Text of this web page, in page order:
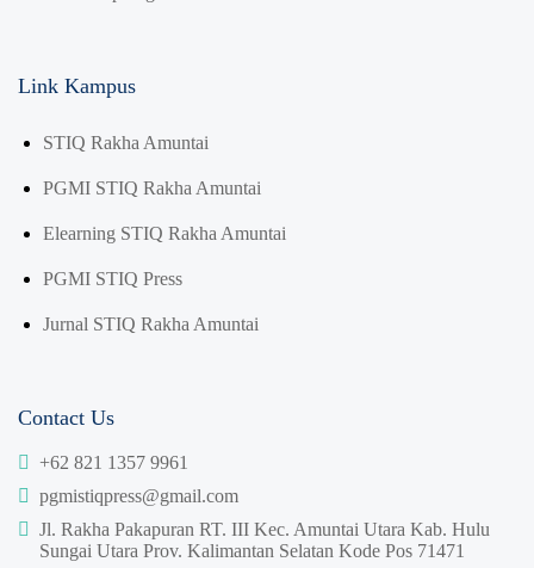
Link Kampus
STIQ Rakha Amuntai
PGMI STIQ Rakha Amuntai
Elearning STIQ Rakha Amuntai
PGMI STIQ Press
Jurnal STIQ Rakha Amuntai
Contact Us
+62 821 1357 9961
pgmistiqpress@gmail.com
Jl. Rakha Pakapuran RT. III Kec. Amuntai Utara Kab. Hulu
Sungai Utara Prov. Kalimantan Selatan Kode Pos 71471